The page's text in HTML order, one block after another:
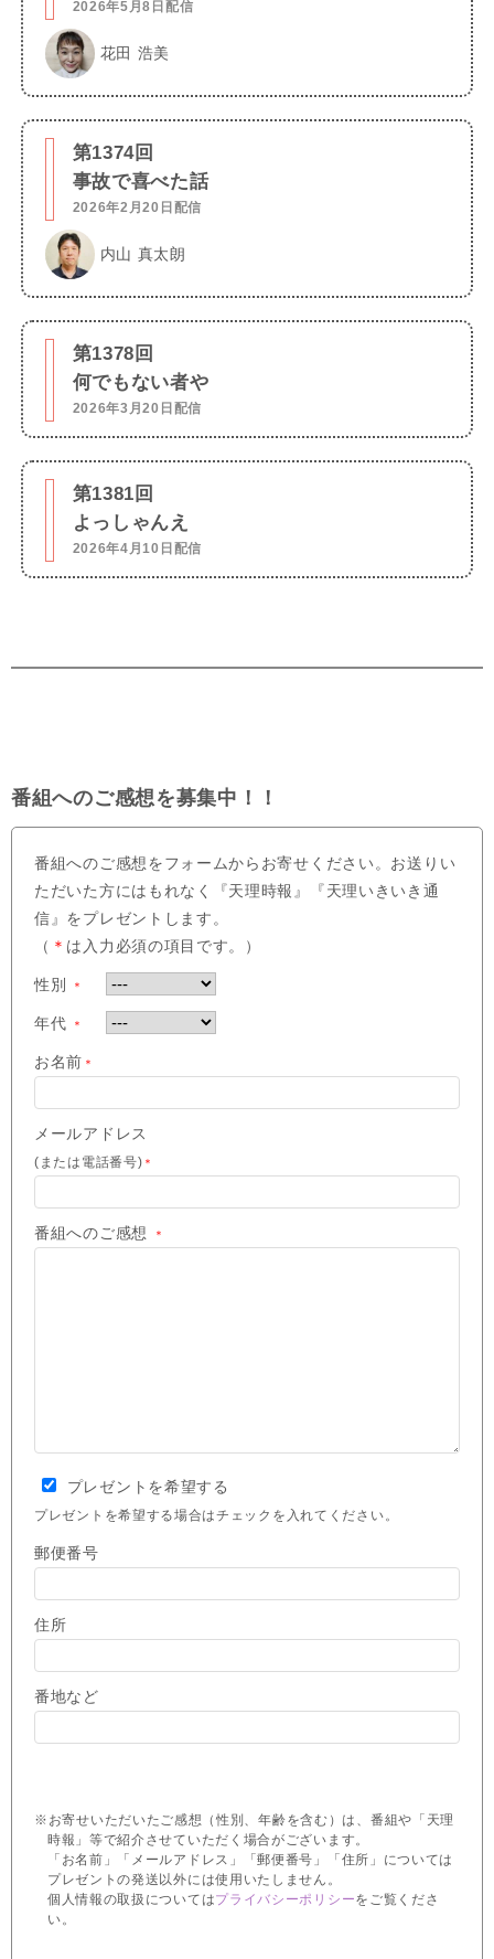
2026年5月8日配信
花田 浩美
第1374回
事故で喜べた話
2026年2月20日配信
内山 真太朗
第1378回
何でもない者や
2026年3月20日配信
第1381回
よっしゃんえ
2026年4月10日配信
番組へのご感想を募集中！！
番組へのご感想をフォームからお寄せください。お送りい
ただいた方にはもれなく『天理時報』『天理いきいき通
信』をプレゼントします。
（ ＊ は入力必須の項目です。）
性別 ＊
年代 ＊
お名前 ＊
メールアドレス
(または電話番号) ＊
番組へのご感想 ＊
プレゼントを希望する
プレゼントを希望する場合はチェックを入れてください。
郵便番号
住所
番地など
※お寄せいただいたご感想（性別、年齢を含む）は、番組や「天理
時報」等で紹介させていただく場合がございます。
「お名前」「メールアドレス」「郵便番号」「住所」については
プレゼントの発送以外には使用いたしません。
個人情報の取扱についてはプライバシーポリシーをご覧くださ
い。